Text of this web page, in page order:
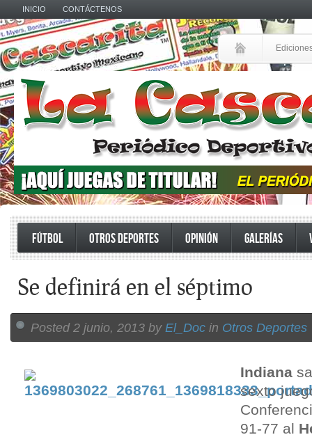
INICIO CONTÁCTENOS
FÚTBOL OTROS DEPORTES OPINIÓN GALERÍAS
Se definirá en el séptimo
Posted 2 junio, 2013 by El_Doc in Otros Deportes
Indiana
sexto
91-77 al